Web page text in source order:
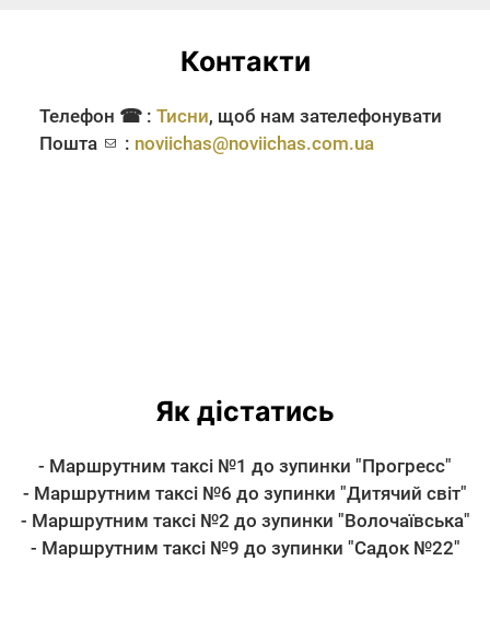
Контакти
Телефон ☎ : Тисни, щоб нам зателефонувати
Пошта
: noviichas@noviichas.com.ua
Як дістатись
- Маршрутним таксі №1 до зупинки "Прогресс"
- Маршрутним таксі №6 до зупинки "Дитячий світ"
- Маршрутним таксі №2 до зупинки "Волочаївська"
- Маршрутним таксі №9 до зупинки "Садок №22"